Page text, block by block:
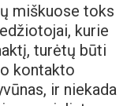
miškuose toks
kurie
turėtų būti
kontakto
ir niekada